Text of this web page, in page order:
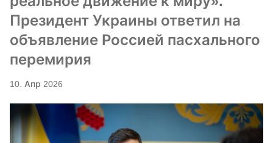
Президент Украины ответил на
объявление Россией пасхального
перемирия
10. Апр 2026